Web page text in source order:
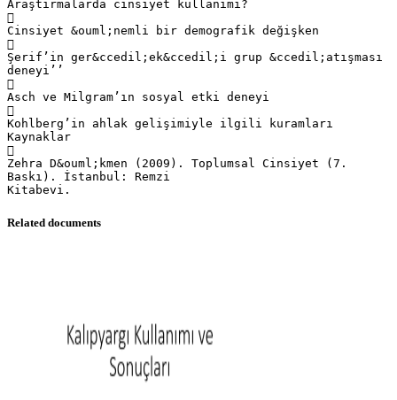
Araştırmalarda cinsiyet kullanımı?

Cinsiyet &ouml;nemli bir demografik değişken

Şerif’in ger&ccedil;ek&ccedil;i grup &ccedil;atışması
deneyi’’

Asch ve Milgram’ın sosyal etki deneyi

Kohlberg’in ahlak gelişimiyle ilgili kuramları
Kaynaklar

Zehra D&ouml;kmen (2009). Toplumsal Cinsiyet (7.
Baskı). İstanbul: Remzi
Related documents